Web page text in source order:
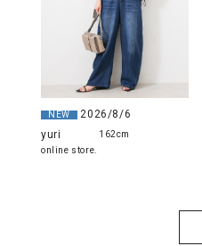
NEW
2026/8/6
yuri
online store.
162cm